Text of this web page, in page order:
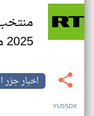
2025 من دور المجموعات
اخبار جزر
YU55DX